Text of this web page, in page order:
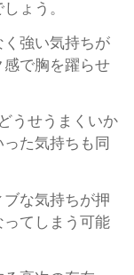
ょう。
く強い気持ちが
で胸を躍らせ
うせうまくいか
た気持ちも同
な気持ちが押
ってしまう可能